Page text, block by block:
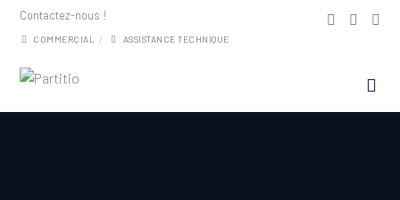
Contactez-nous !
COMMERCIAL ASSISTANCE TECHNIQUE